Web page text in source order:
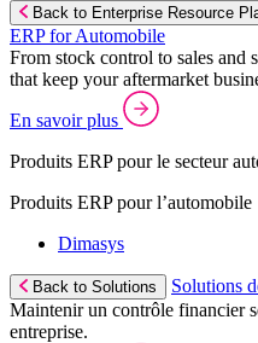
Back to Enterprise Resource
ERP for Automobile
From stock control to sales and
that keep your aftermarket
En savoir plus
Produits ERP pour le secteur
Produits ERP pour l’automobile
Dimasys
Back to Solutions
Solutions
Maintenir un contrôle financier
entreprise.